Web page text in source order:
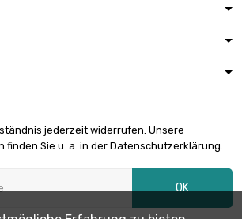
:
:
jederzeit widerrufen. Unsere
finden Sie u. a. in der Datenschutzerklärung.
OK